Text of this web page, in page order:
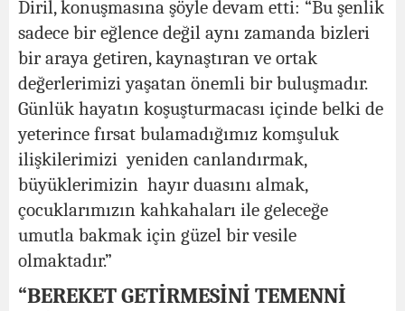
Diril, konuşmasına şöyle devam etti: “Bu şenlik
sadece bir eğlence değil aynı zamanda bizleri
bir araya getiren, kaynaştıran ve ortak
değerlerimizi yaşatan önemli bir buluşmadır.
Günlük hayatın koşuşturmacası içinde belki de
yeterince fırsat bulamadığımız komşuluk
ilişkilerimizi yeniden canlandırmak,
büyüklerimizin hayır duasını almak,
çocuklarımızın kahkahaları ile geleceğe
umutla bakmak için güzel bir vesile
olmaktadır.”
“BEREKET GETİRMESİNİ TEMENNİ